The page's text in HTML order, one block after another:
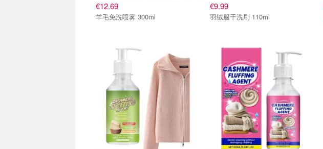
€12.69
羊毛免洗喷雾 300ml
€9.99
羽绒服干洗刷 110ml